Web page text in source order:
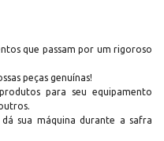
que passam por um rigoroso
peças genuínas!
para seu equipamento
sua máquina durante a safra